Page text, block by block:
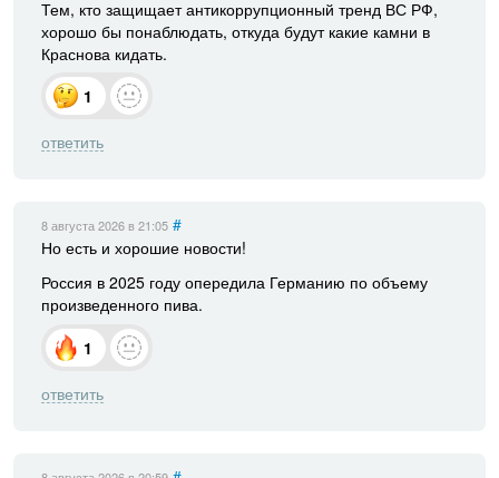
Тем, кто защищает антикоррупционный тренд ВС РФ,
хорошо бы понаблюдать, откуда будут какие камни в
Краснова кидать.
1
ответить
8 августа 2026 в 21:05 #
Но есть и хорошие новости!
Россия в 2025 году опередила Германию по объему
произведенного пива.
1
ответить